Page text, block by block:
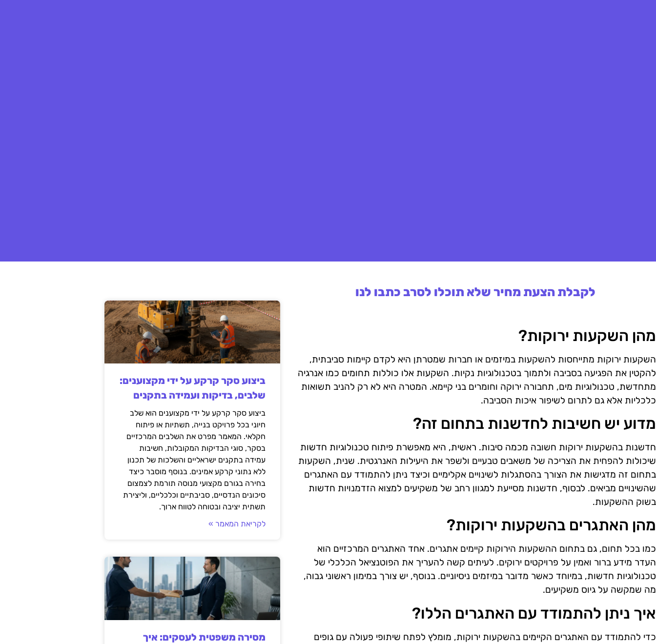
לקבלת הצעת מחיר שלא תוכלו לסרב כתבו לנו
מהן השקעות ירוקות?
השקעות ירוקות מתייחסות להשקעות במיזמים או חברות שמטרתן היא לקדם קיימות סביבתית,
להקטין את הפגיעה בסביבה ולתמוך בטכנולוגיות נקיות. השקעות אלו כוללות תחומים כמו אנרגיה
מתחדשת, טכנולוגיות מים, תחבורה ירוקה וחומרים בני קיימא. המטרה היא לא רק להניב תשואות
כלכליות אלא גם לתרום לשיפור איכות הסביבה.
מדוע יש חשיבות לחדשנות בתחום זה?
חדשנות בהשקעות ירוקות חשובה מכמה סיבות. ראשית, היא מאפשרת פיתוח טכנולוגיות חדשות
שיכולות להפחית את הצריכה של משאבים טבעיים ולשפר את היעילות האנרגטית. שנית, השקעות
בתחום זה מדגישות את הצורך בהסתגלות לשינויים אקלימיים וכיצד ניתן להתמודד עם האתגרים
שהשינויים מביאים. לבסוף, חדשנות מסייעת למגוון רחב של משקיעים למצוא הזדמנויות חדשות
בשוק ההשקעות.
מהן האתגרים בהשקעות ירוקות?
כמו בכל תחום, גם בתחום ההשקעות הירוקות קיימים אתגרים. אחד האתגרים המרכזיים הוא
העדר מידע ברור ואמין על פרויקטים ירוקים. לעיתים קשה להעריך את הפוטנציאל הכלכלי של
טכנולוגיות חדשות, במיוחד כאשר מדובר במיזמים ניסיוניים. בנוסף, יש צורך במימון ראשוני גבוה,
מה שמקשה על גיוס משקיעים.
איך ניתן להתמודד עם האתגרים הללו?
כדי להתמודד עם האתגרים הקיימים בהשקעות ירוקות, מומלץ לפתח שיתופי פעולה עם גופים
ביצוע סקר קרקע על ידי מקצוענים:
שלבים, בדיקות ועמידה בתקנים
ביצוע סקר קרקע על ידי מקצוענים הוא שלב
חיוני בכל פרויקט בנייה, תשתיות או פיתוח
חקלאי. המאמר מפרט את השלבים המרכזיים
בסקר, סוגי הבדיקות המקובלות, חשיבות
עמידה בתקנים ישראליים והשלכות של תכנון
ללא נתוני קרקע אמינים. בנוסף מוסבר כיצד
בחירה בגורם מקצועי מנוסה תורמת לצמצום
סיכונים הנדסיים, סביבתיים וכלכליים, וליצירת
תשתית יציבה ובטוחה לטווח ארוך.
לקריאת המאמר »
מסירה משפטית לעסקים: איך